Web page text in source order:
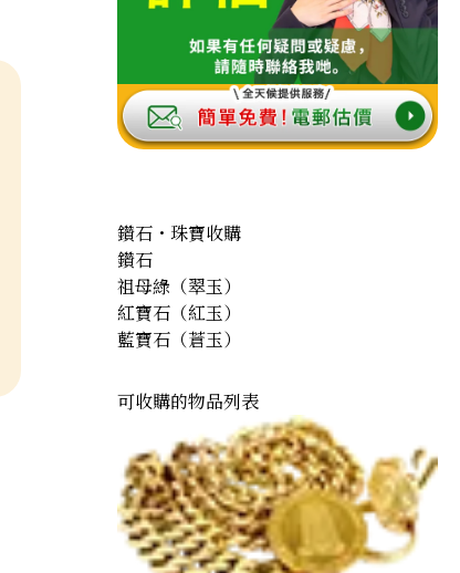
鑽石・珠寶收購
鑽石
祖母綠（翠玉）
紅寶石（紅玉）
藍寶石（蒼玉）
可收購的物品列表